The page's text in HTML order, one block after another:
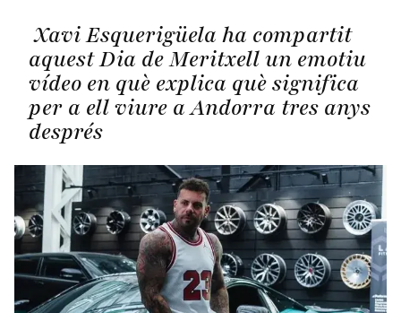
Xavi Esquerigüela ha compartit
aquest Dia de Meritxell un emotiu
vídeo en què explica què significa
per a ell viure a Andorra tres anys
després